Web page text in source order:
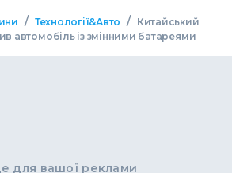
/ Технології&Авто /
Китайський
автомобіль із змінними батареями
для вашої реклами